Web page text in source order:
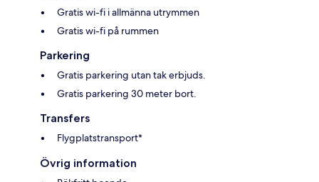
Gratis wi-fi i allmänna utrymmen
Gratis wi-fi på rummen
Parkering
Gratis parkering utan tak erbjuds.
Gratis parkering 30 meter bort.
Transfers
Flygplatstransport*
Övrig information